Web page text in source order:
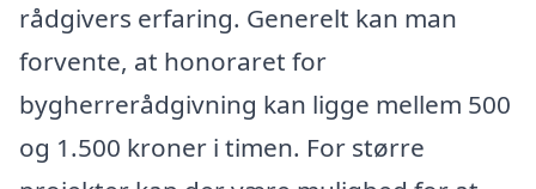
rådgivers erfaring. Generelt kan man
forvente, at honoraret for
bygherrerådgivning kan ligge mellem 500
og 1.500 kroner i timen. For større